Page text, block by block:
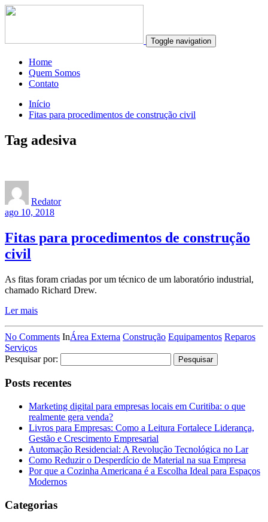
Toggle navigation
Home
Quem Somos
Contato
Início
Fitas para procedimentos de construção civil
Tag adesiva
Redator
ago 10, 2018
Fitas para procedimentos de construção
civil
As fitas foram criadas por um técnico de um laboratório industrial,
chamado Richard Drew.
Ler mais
No Comments InÁrea Externa Construção Equipamentos Reparos
Serviços
Pesquisar por:
Posts recentes
Marketing digital para empresas locais em Curitiba: o que
realmente gera venda?
Livros para Empresas: Como a Leitura Fortalece Liderança,
Gestão e Crescimento Empresarial
Automação Residencial: A Revolução Tecnológica no Lar
Como Reduzir o Desperdício de Material na sua Empresa
Por que a Cozinha Americana é a Escolha Ideal para Espaços
Modernos
Categorias